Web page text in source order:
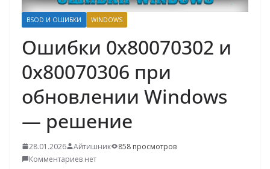
BSOD И ОШИБКИ WINDOWS
Ошибки 0x80070302 и
0x80070306 при
обновлении Windows
— решение
28.01.2026 Айтишник
858 просмотров
Комментариев нет